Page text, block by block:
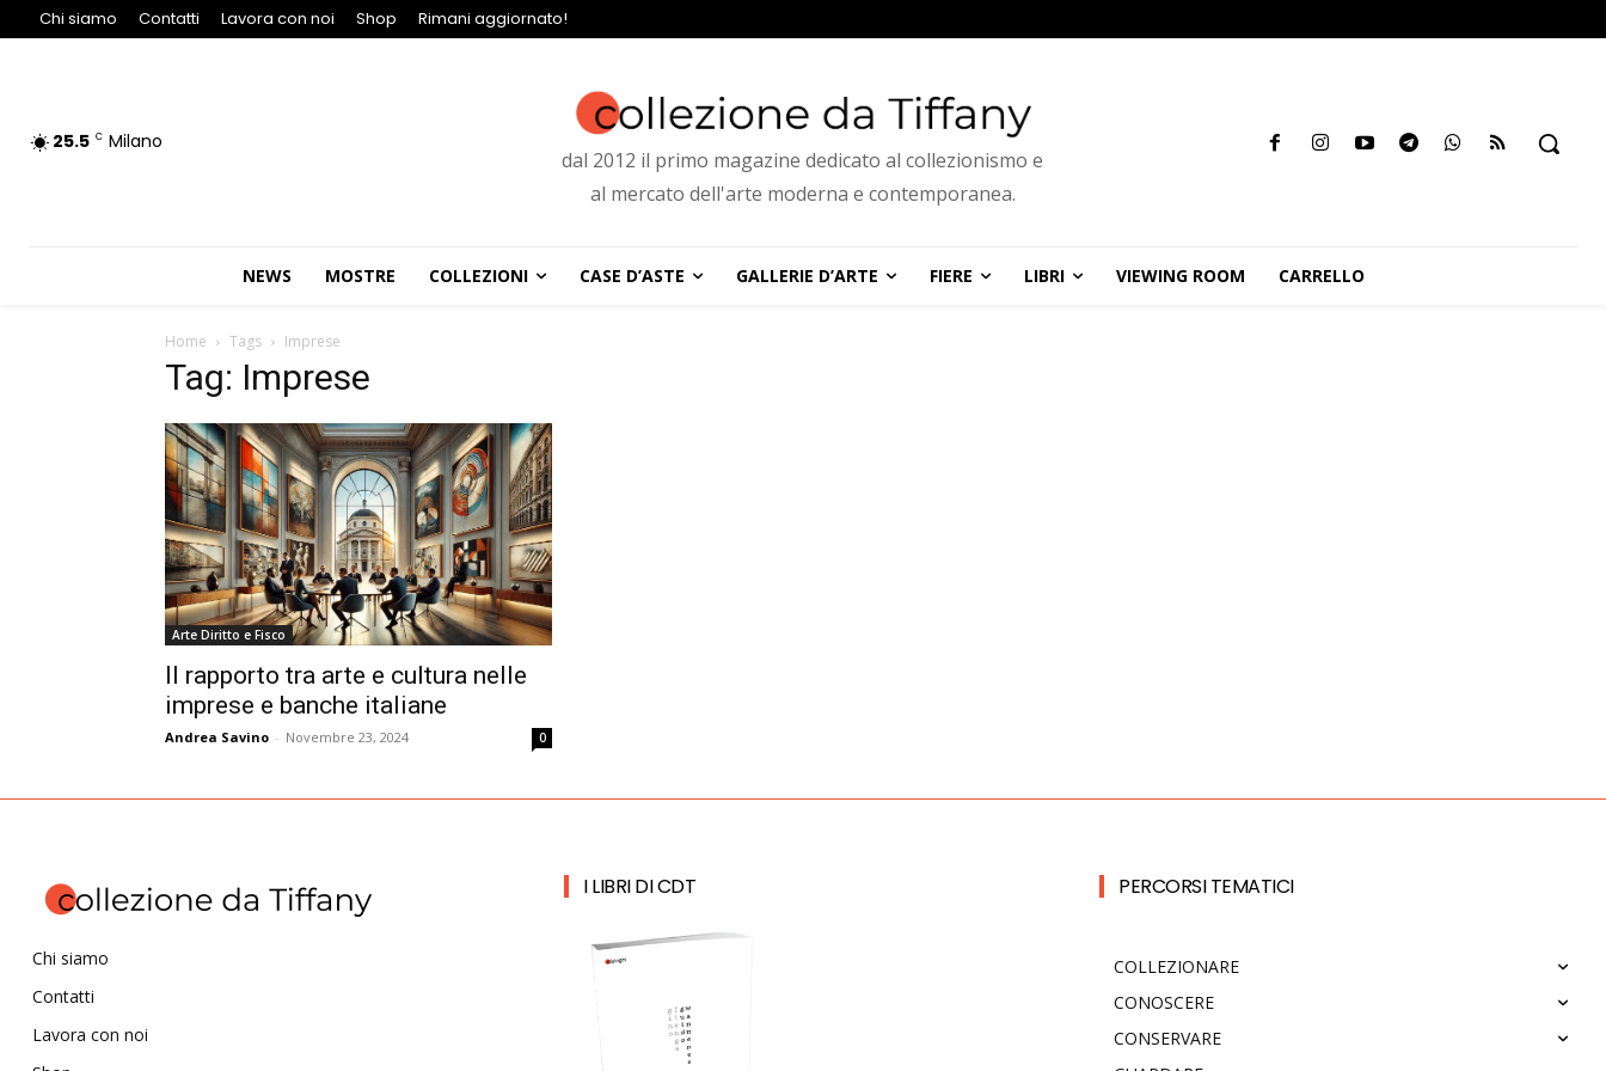
Chi siamo Contatti Lavora con noi Shop Rimani aggiornato!
25.5 C Milano
dal 2012 il primo magazine dedicato al collezionismo e
al mercato dell'arte moderna e contemporanea.
NEWS MOSTRE COLLEZIONI CASE D’ASTE GALLERIE D’ARTE FIERE LIBRI VIEWING ROOM CARRELLO
Home Tags Imprese
Tag: Imprese
Arte Diritto e Fisco
Il rapporto tra arte e cultura nelle
imprese e banche italiane
Andrea Savino - Novembre 23, 2024 0
Chi siamo
Contatti
Lavora con noi
I LIBRI DI CDT PERCORSI TEMATICI
COLLEZIONARE
CONOSCERE
CONSERVARE